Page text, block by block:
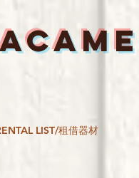
LIST/租借器材